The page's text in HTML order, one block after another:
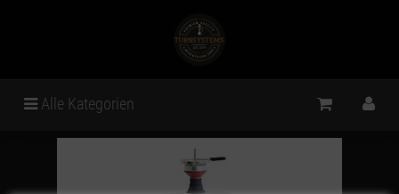
Alle Kategorien